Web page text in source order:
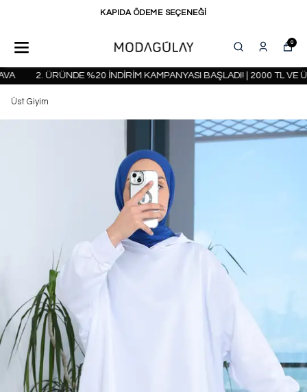
KAPIDA ÖDEME SEÇENEĞİ
0
2. ÜRÜNDE %20 İNDİRİM KAMPANYASI BAŞLADI! | 2000 TL VE
Üst Giyim